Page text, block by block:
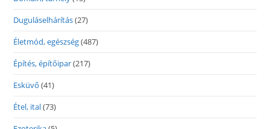
Duguláselhárítás(27)
Életmód, egészség(487)
Építés, építőipar(217)
Esküvő (41)
Étel, ital(73)